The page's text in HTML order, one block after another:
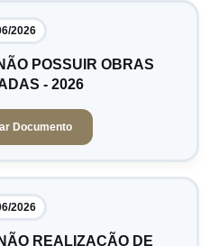
2026
POSSUIR OBRAS
- 2026
Documento
2026
REALIZAÇÃO DE